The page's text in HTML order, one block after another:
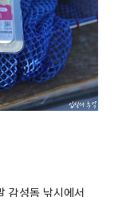
감성돔 낚시에서